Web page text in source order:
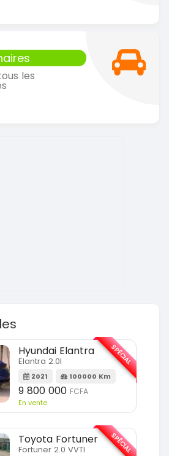
les
Hyundai Elantra
Elantra 2.0l
2021 100000 Km
9 800 000 FCFA
En vente
SPÉCIAL
Toyota Fortuner
Fortuner 2.0 VVTI SPÉCIAL